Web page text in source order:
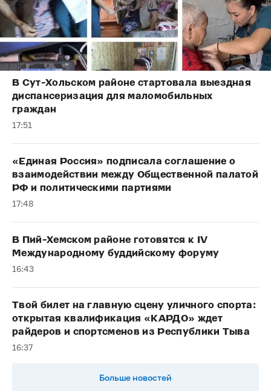
В Сут-Хольском районе стартовала выездная
диспансеризация для маломобильных
граждан
17:51
«Единая Россия» подписала соглашение о
взаимодействии между Общественной палатой
РФ и политическими партиями
17:48
В Пий-Хемском районе готовятся к IV
Международному буддийскому форуму
16:43
Твой билет на главную сцену уличного спорта:
открытая квалификация «КАРДО» ждет
райдеров и спортсменов из Республики Тыва
16:37
Больше новостей